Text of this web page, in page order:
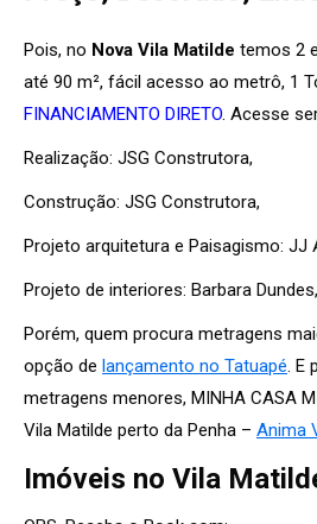
Pois, no Nova Vila Matilde temos 2
até 90 m², fácil acesso ao metrô, 1
FINANCIAMENTO DIRETO. Acesse
Realização: JSG Construtora,
Construção: JSG Construtora,
Projeto arquitetura e Paisagismo: JJ
Projeto de interiores: Barbara Dundes,
Porém, quem procura metragens
opção de lançamento no Tatuapé. E
metragens menores, MINHA CASA
Vila Matilde perto da Penha – Anima
Imóveis no Vila